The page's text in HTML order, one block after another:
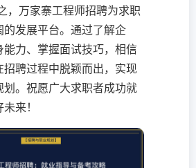
，万家寨工程师招聘为求职
的发展平台。通过了解企
能力、掌握面试技巧，相信
招聘过程中脱颖而出，实现
划。祝愿广大求职者成功就
来！